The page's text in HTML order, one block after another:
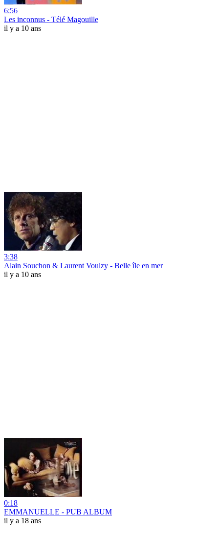
6:56
Les inconnus - Télé Magouille
il y a 10 ans
3:38
Alain Souchon & Laurent Voulzy - Belle île en mer
il y a 10 ans
0:18
EMMANUELLE - PUB ALBUM
il y a 18 ans